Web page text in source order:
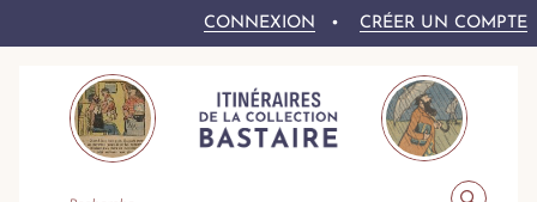
CONNEXION CRÉER UN COMPTE